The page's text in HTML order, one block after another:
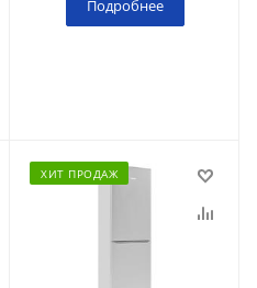
Подробнее
ХИТ ПРОДАЖ